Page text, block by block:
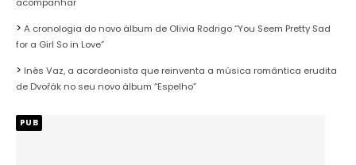
A cronologia do novo álbum de Olivia Rodrigo “You Seem Pretty Sad
for a Girl So in Love”
Inês Vaz, a acordeonista que reinventa a música romântica erudita
de Dvořák no seu novo álbum “Espelho”
PUB